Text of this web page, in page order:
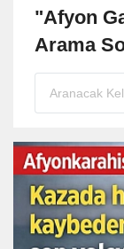
"Afyon
Arama